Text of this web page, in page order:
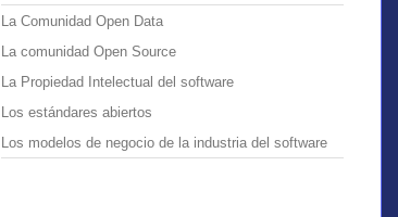
La Comunidad Open Data
La comunidad Open Source
La Propiedad Intelectual del software
Los estándares abiertos
Los modelos de negocio de la industria del software